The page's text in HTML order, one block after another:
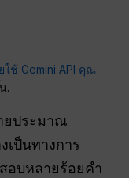
ใช้ Gemini API คุณ
.
ยประมาณ
เป็นทางการ
อบหลายร้อยคำ